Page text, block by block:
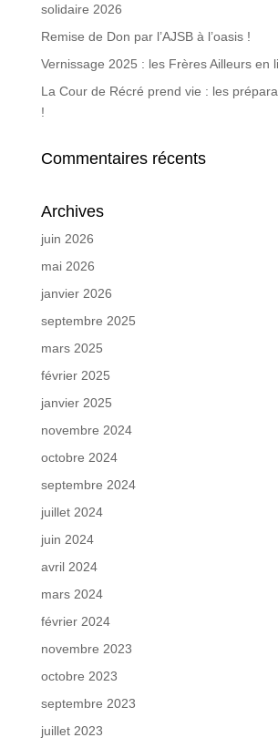
solidaire 2026
Remise de Don par l’AJSB à l’oasis !
Vernissage 2025 : les Frères Ailleurs en
La Cour de Récré prend vie : les
!
Commentaires récents
Archives
juin 2026
mai 2026
janvier 2026
septembre 2025
mars 2025
février 2025
janvier 2025
novembre 2024
octobre 2024
septembre 2024
juillet 2024
juin 2024
avril 2024
mars 2024
février 2024
novembre 2023
octobre 2023
septembre 2023
juillet 2023